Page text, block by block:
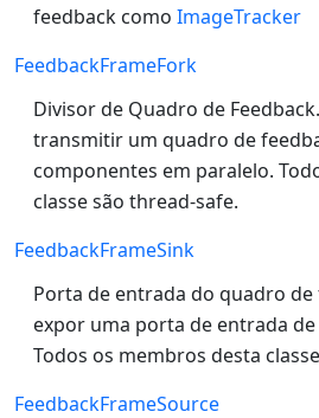
feedback como ImageTracker
FeedbackFrameFork
Divisor de Quadro de
transmitir um quadro de
componentes em paralelo.
classe são thread-safe.
FeedbackFrameSink
Porta de entrada do quadro
expor uma porta de entrada
Todos os membros desta
FeedbackFrameSource